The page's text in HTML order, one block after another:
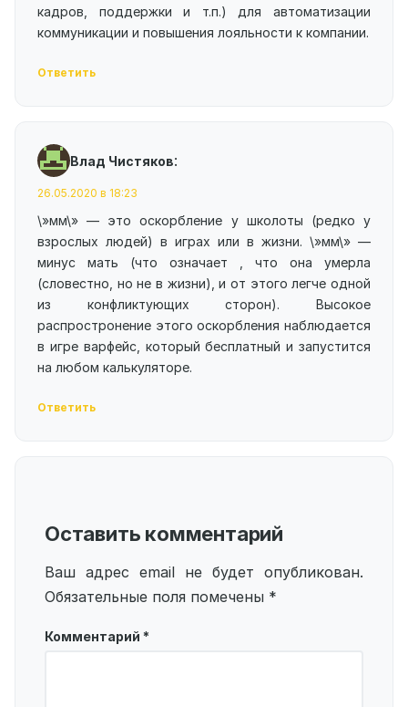
кадров, поддержки и т.п.) для автоматизации
коммуникации и повышения лояльности к компании.
Ответить
Влад Чистяков:
26.05.2020 в 18:23
\»мм\» — это оскорбление у школоты (редко у
взрослых людей) в играх или в жизни. \»мм\» —
минус мать (что означает , что она умерла
(словестно, но не в жизни), и от этого легче одной
из конфликтующих сторон). Высокое
распростронение этого оскорбления наблюдается
в игре варфейс, который бесплатный и запустится
на любом калькуляторе.
Ответить
Оставить комментарий
Ваш адрес email не будет опубликован.
Обязательные поля помечены *
Комментарий *